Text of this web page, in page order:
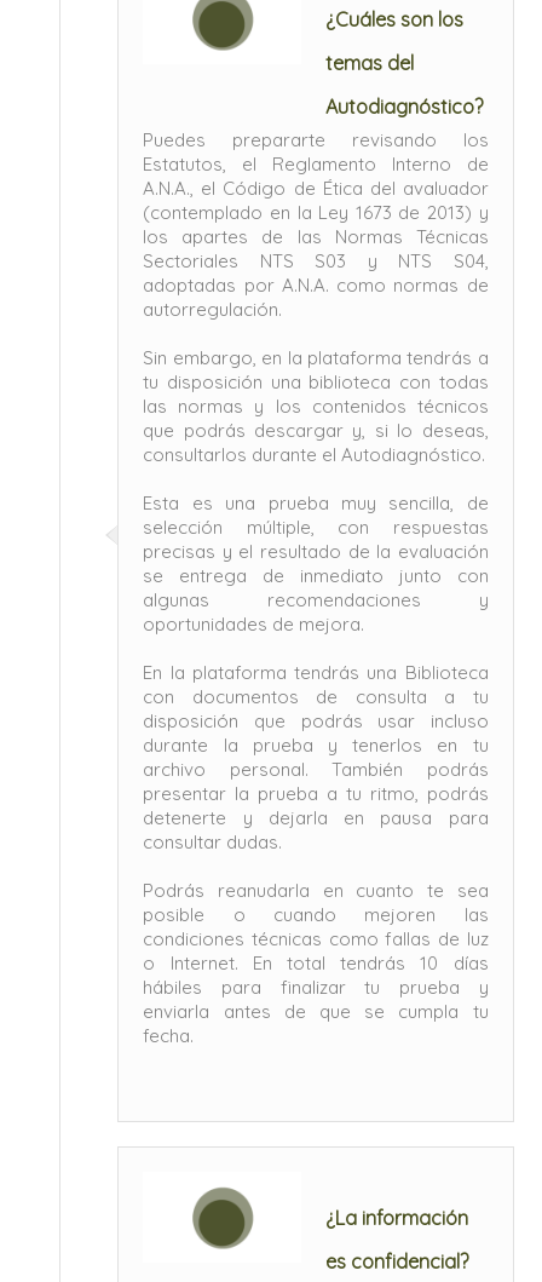
¿Cuáles son los
temas del
Autodiagnóstico?
Puedes prepararte revisando los
Estatutos, el Reglamento Interno de
A.N.A., el Código de Ética del avaluador
(contemplado en la Ley 1673 de 2013) y
los apartes de las Normas Técnicas
Sectoriales NTS S03 y NTS S04,
adoptadas por A.N.A. como normas de
autorregulación.
Sin embargo, en la plataforma tendrás a
tu disposición una biblioteca con todas
las normas y los contenidos técnicos
que podrás descargar y, si lo deseas,
consultarlos durante el Autodiagnóstico.
Esta es una prueba muy sencilla, de
selección múltiple, con respuestas
precisas y el resultado de la evaluación
se entrega de inmediato junto con
algunas recomendaciones y
oportunidades de mejora.
En la plataforma tendrás una Biblioteca
con documentos de consulta a tu
disposición que podrás usar incluso
durante la prueba y tenerlos en tu
archivo personal. También podrás
presentar la prueba a tu ritmo, podrás
detenerte y dejarla en pausa para
consultar dudas.
Podrás reanudarla en cuanto te sea
posible o cuando mejoren las
condiciones técnicas como fallas de luz
o Internet. En total tendrás 10 días
hábiles para finalizar tu prueba y
enviarla antes de que se cumpla tu
fecha.
¿La información
es confidencial?